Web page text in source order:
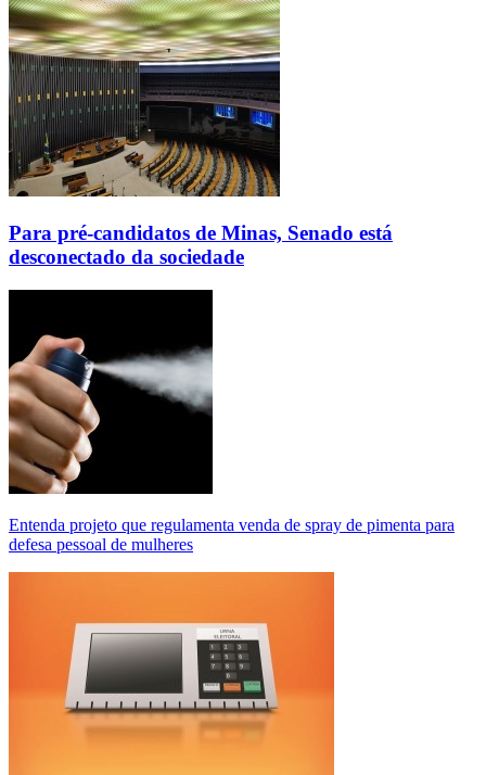
Para pré-candidatos de Minas, Senado está
desconectado da sociedade
Entenda projeto que regulamenta venda de spray de pimenta para
defesa pessoal de mulheres